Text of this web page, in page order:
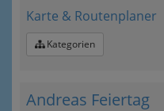
Karte & Routenplaner
Kategorien
Andreas Feiertag